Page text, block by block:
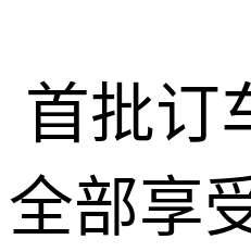
首批订
全部享